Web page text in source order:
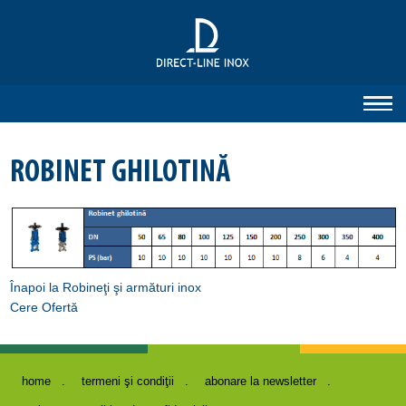
ROBINET GHILOTINĂ
Înapoi la Robineţi şi armături inox
Cere Ofertă
home termeni şi condiţii abonare la newsletter